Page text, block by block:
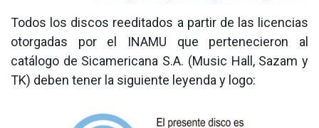
Todos los discos reeditados a partir de las licencias
otorgadas por el INAMU que pertenecieron al
catálogo de Sicamericana S.A. (Music Hall, Sazam y
TK) deben tener la siguiente leyenda y logo: